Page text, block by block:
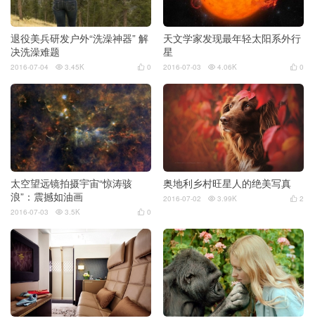
退役美兵研发户外“洗澡神器” 解
决洗澡难题
 0
2016-07-04  3.45K
天文学家发现最年轻太阳系外行
星
 0
2016-07-03  4.06K
太空望远镜拍摄宇宙“惊涛骇
浪”：震撼如油画
 0
2016-07-03  3.5K
奥地利乡村旺星人的绝美写真
 2
2016-07-02  3.99K